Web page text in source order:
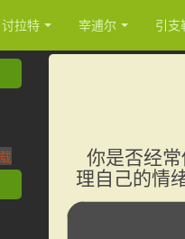
讨拉特 宰逋尔 引支
你是否经
理自己的情